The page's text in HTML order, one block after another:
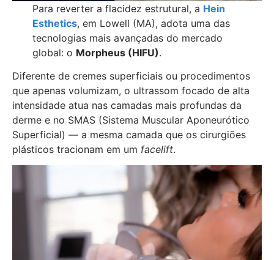
Para reverter a flacidez estrutural, a Hein
Esthetics, em Lowell (MA), adota uma das
tecnologias mais avançadas do mercado
global: o Morpheus (HIFU).
Diferente de cremes superficiais ou procedimentos
que apenas volumizam, o ultrassom focado de alta
intensidade atua nas camadas mais profundas da
derme e no SMAS (Sistema Muscular Aponeurótico
Superficial) — a mesma camada que os cirurgiões
plásticos tracionam em um facelift.